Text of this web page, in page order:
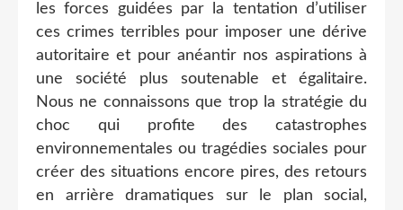
les forces guidées par la tentation d’utiliser
ces crimes terribles pour imposer une dérive
autoritaire et pour anéantir nos aspirations à
une société plus soutenable et égalitaire.
Nous ne connaissons que trop la stratégie du
choc qui profite des catastrophes
environnementales ou tragédies sociales pour
créer des situations encore pires, des retours
en arrière dramatiques sur le plan social,